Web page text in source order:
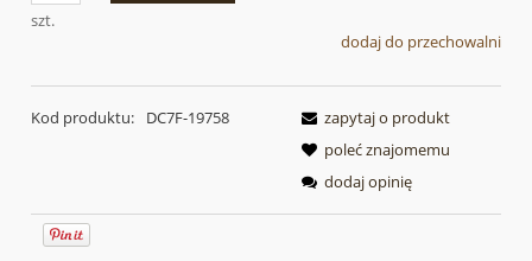
szt.
dodaj do przechowalni
Kod produktu: DC7F-19758
zapytaj o produkt
poleć znajomemu
dodaj opinię